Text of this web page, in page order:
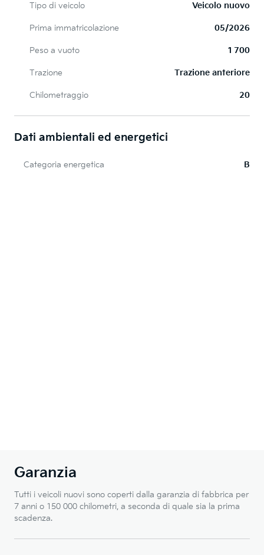
Tipo di veicolo Veicolo nuovo
Prima immatricolazione 05/2026
Peso a vuoto 1 700
Trazione Trazione anteriore
Chilometraggio 20
Dati ambientali ed energetici
Categoria energetica B
Garanzia
Tutti i veicoli nuovi sono coperti dalla garanzia di fabbrica per
7 anni o 150 000 chilometri, a seconda di quale sia la prima
scadenza.